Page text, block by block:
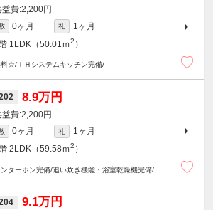
2,200円
0ヶ月 礼
1ヶ月
1LDK（50.01ｍ2 ）
☆/ＩＨシステムキッチン完備/
8.9万円
2,200円
0ヶ月 礼
1ヶ月
2LDK（59.58ｍ2 ）
ターホン完備/追い炊き機能・浴室乾燥機完備/
9.1万円